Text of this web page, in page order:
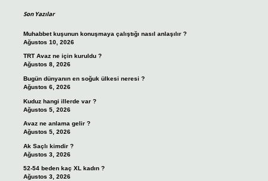
Son Yazılar
Muhabbet kuşunun konuşmaya çalıştığı nasıl anlaşılır ?
Ağustos 10, 2026
TRT Avaz ne için kuruldu ?
Ağustos 8, 2026
Bugün dünyanın en soğuk ülkesi neresi ?
Ağustos 6, 2026
Kuduz hangi illerde var ?
Ağustos 5, 2026
Avaz ne anlama gelir ?
Ağustos 5, 2026
Ak Saçlı kimdir ?
Ağustos 3, 2026
52-54 beden kaç XL kadın ?
Ağustos 3, 2026